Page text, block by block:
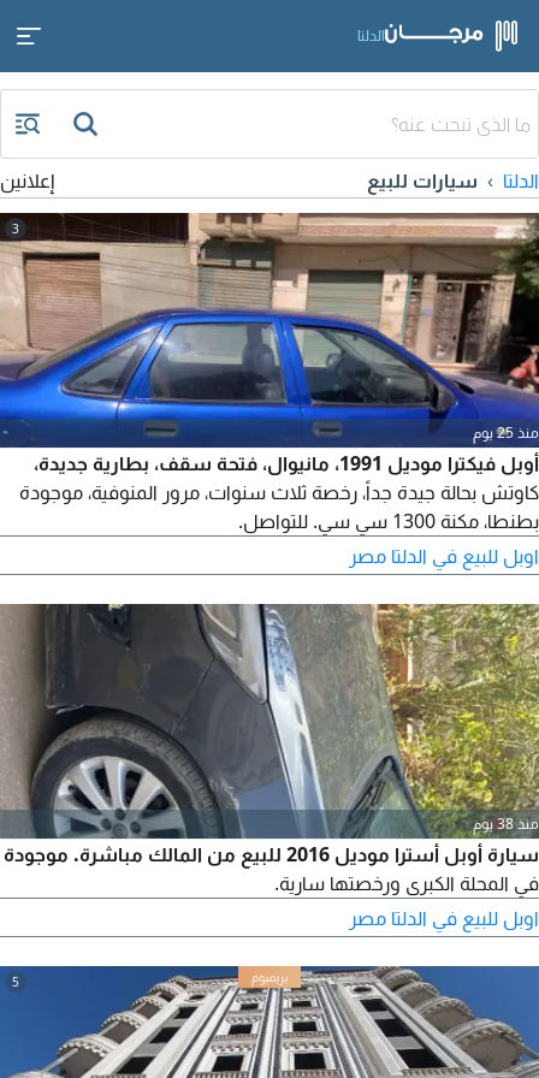
الدلتا
الدلتا سيارات للبيع إعلانين
3
منذ 25 يوم
أوبل فيكترا موديل 1991، مانيوال، فتحة سقف، بطارية جديدة،
كاوتش بحالة جيدة جداً، رخصة ثلاث سنوات، مرور المنوفية، موجودة
بطنطا، مكنة 1300 سي سي. للتواصل.
اوبل للبيع في الدلتا مصر
منذ 38 يوم
سيارة أوبل أسترا موديل 2016 للبيع من المالك مباشرة. موجودة
في المحلة الكبرى ورخصتها سارية.
اوبل للبيع في الدلتا مصر
5